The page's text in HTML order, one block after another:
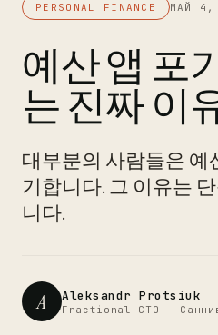
PERSONAL FINANCE МАЙ 4,
예산 앱 포
는 진짜 이
대부분의 사람들은 예
기합니다. 그 이유는
니다.
A Aleksandr Protsiuk
Fractional CTO -